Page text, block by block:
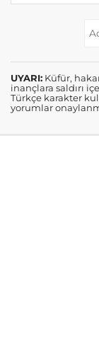
UYARI: Küfür,
inançlara saldırı
Türkçe karakter
yorumlar